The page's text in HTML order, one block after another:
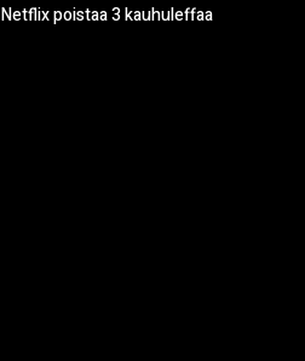
Netflix poistaa 3 kauhuleffaa